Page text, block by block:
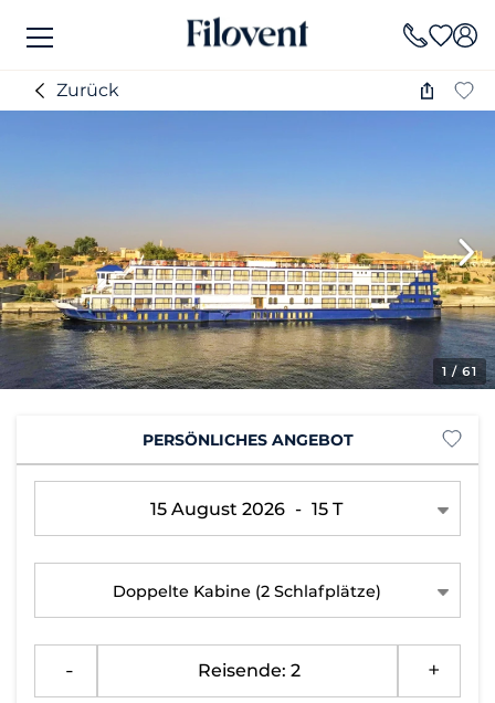
Zurück
1 / 61
PERSÖNLICHES ANGEBOT
15 August 2026 - 15 T
Doppelte Kabine (2 Schlafplätze)
Reisende: 2